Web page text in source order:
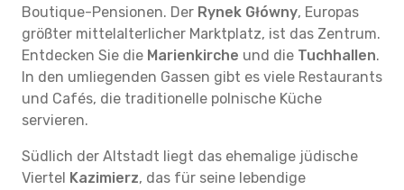
Boutique-Pensionen. Der Rynek Główny, Europas
größter mittelalterlicher Marktplatz, ist das Zentrum.
Entdecken Sie die Marienkirche und die Tuchhallen.
In den umliegenden Gassen gibt es viele Restaurants
und Cafés, die traditionelle polnische Küche
servieren.
Südlich der Altstadt liegt das ehemalige jüdische
Viertel Kazimierz, das für seine lebendige